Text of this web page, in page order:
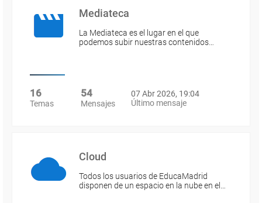
Mediateca
La Mediateca es el lugar en el que
podemos subir nuestras contenidos…
16
Temas
54
Mensajes
07 Abr 2026, 19:04
Último mensaje
Cloud
Todos los usuarios de EducaMadrid
disponen de un espacio en la nube en el…